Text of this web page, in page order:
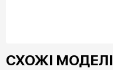
СХОЖІ МОДЕЛІ